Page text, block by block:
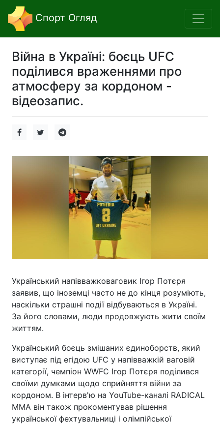
Спорт Огляд
Війна в Україні: боєць UFC
поділився враженнями про
атмосферу за кордоном -
відеозапис.
Український напівважковаговик Ігор Потєря
заявив, що іноземці часто не до кінця розуміють,
наскільки страшні події відбуваються в Україні.
За його словами, люди продовжують жити своїм
життям.
Український боєць змішаних єдиноборств, який
виступає під егідою UFC у напівважкій ваговій
категорії, чемпіон WWFC Ігор Потєря поділився
своїми думками щодо сприйняття війни за
кордоном. В інтерв'ю на YouTube-каналі RADICAL
MMA він також прокоментував рішення
української фехтувальниці і олімпійської